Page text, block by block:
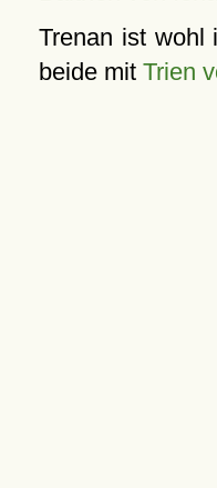
Trenan ist
beide mit Trien